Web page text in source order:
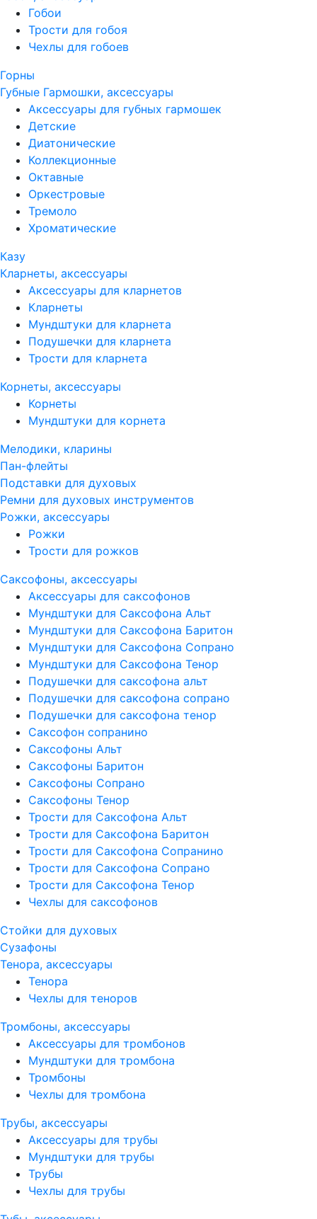
Гобои
Трости для гобоя
Чехлы для гобоев
Горны
Губные Гармошки, аксессуары
Аксессуары для губных гармошек
Детские
Диатонические
Коллекционные
Октавные
Оркестровые
Тремоло
Хроматические
Казу
Кларнеты, аксессуары
Аксессуары для кларнетов
Кларнеты
Мундштуки для кларнета
Подушечки для кларнета
Трости для кларнета
Корнеты, аксессуары
Корнеты
Мундштуки для корнета
Мелодики, кларины
Пан-флейты
Подставки для духовых
Ремни для духовых инструментов
Рожки, аксессуары
Рожки
Трости для рожков
Саксофоны, аксессуары
Аксессуары для саксофонов
Мундштуки для Саксофона Альт
Мундштуки для Саксофона Баритон
Мундштуки для Саксофона Сопрано
Мундштуки для Саксофона Тенор
Подушечки для саксофона альт
Подушечки для саксофона сопрано
Подушечки для саксофона тенор
Саксофон сопранино
Саксофоны Альт
Саксофоны Баритон
Саксофоны Сопрано
Саксофоны Тенор
Трости для Саксофона Альт
Трости для Саксофона Баритон
Трости для Саксофона Сопранино
Трости для Саксофона Сопрано
Трости для Саксофона Тенор
Чехлы для саксофонов
Стойки для духовых
Сузафоны
Тенора, аксессуары
Тенора
Чехлы для теноров
Тромбоны, аксессуары
Аксессуары для тромбонов
Мундштуки для тромбона
Тромбоны
Чехлы для тромбона
Трубы, аксессуары
Аксессуары для трубы
Мундштуки для трубы
Трубы
Чехлы для трубы